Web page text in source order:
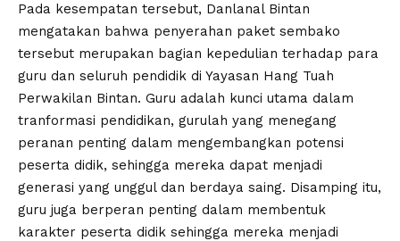
Pada kesempatan tersebut, Danlanal Bintan
mengatakan bahwa penyerahan paket sembako
tersebut merupakan bagian kepedulian terhadap para
guru dan seluruh pendidik di Yayasan Hang Tuah
Perwakilan Bintan. Guru adalah kunci utama dalam
tranformasi pendidikan, gurulah yang menegang
peranan penting dalam mengembangkan potensi
peserta didik, sehingga mereka dapat menjadi
generasi yang unggul dan berdaya saing. Disamping itu,
guru juga berperan penting dalam membentuk
karakter peserta didik sehingga mereka menjadi